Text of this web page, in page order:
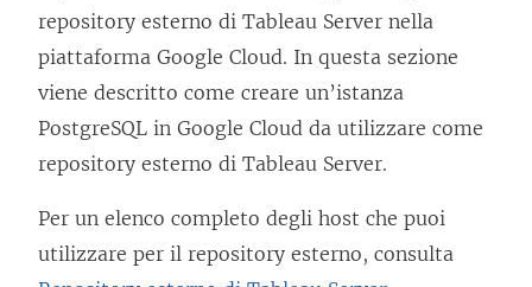
repository esterno di Tableau Server nella
piattaforma Google Cloud. In questa sezione
viene descritto come creare un’istanza
PostgreSQL in Google Cloud da utilizzare come
repository esterno di Tableau Server.
Per un elenco completo degli host che puoi
utilizzare per il repository esterno, consulta